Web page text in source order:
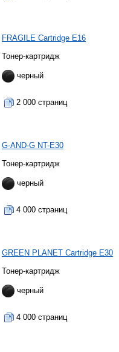
FRAGILE Cartridge E16
Тонер-картридж
черный
2 000 страниц
G-AND-G NT-E30
Тонер-картридж
черный
4 000 страниц
GREEN PLANET Cartridge E30
Тонер-картридж
черный
4 000 страниц